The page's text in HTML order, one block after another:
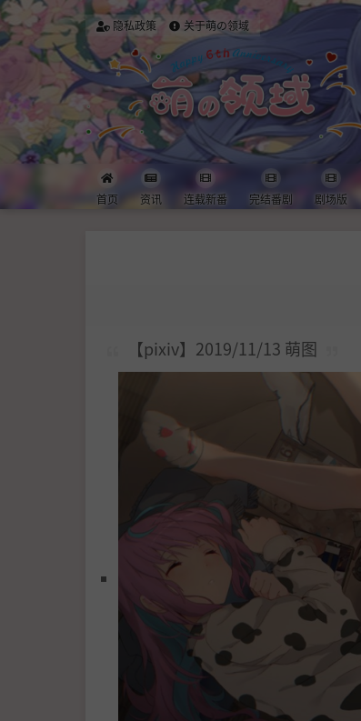
隐私政策 关于萌の领域
首页 资讯 连载新番 完结番剧 剧场版
【pixiv】2019/11/13 萌图